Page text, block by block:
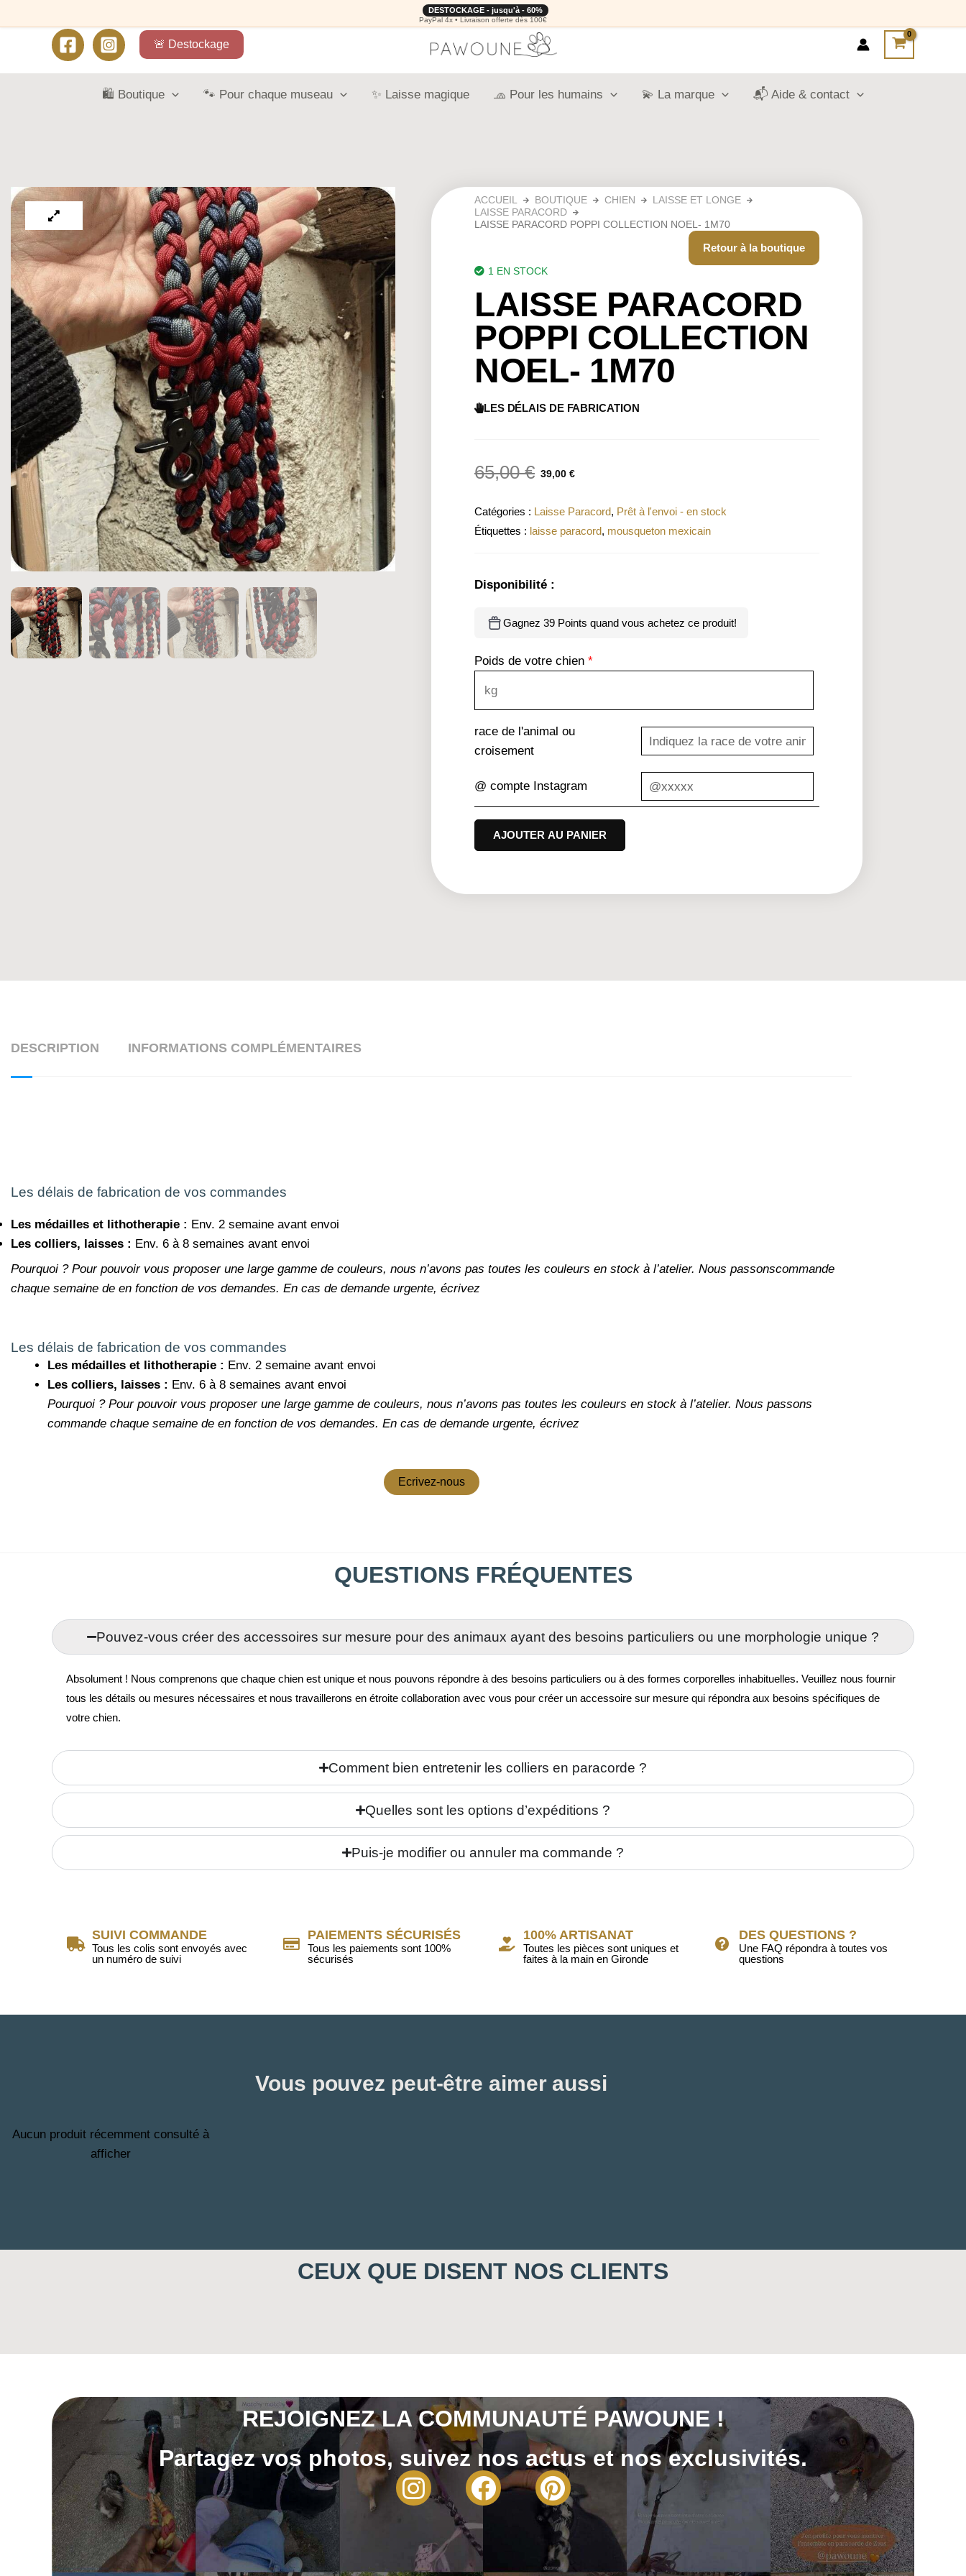
🚨 Destockage
DESTOCKAGE - jusqu'à - 60%
PayPal 4x • Livraison offerte dès 100€
🛍️ Boutique 🐾 Pour chaque museau ✨ Laisse magique 🧢 Pour les humains 💫 La marque 📬 Aide & contact
ACCUEIL BOUTIQUE CHIEN
LAISSE ET LONGE
LAISSE PARACORD
LAISSE PARACORD POPPI COLLECTION NOEL- 1M70
Retour à la boutique
1 EN STOCK
LAISSE PARACORD
POPPI COLLECTION
NOEL- 1M70
LES DÉLAIS DE FABRICATION
65,00€ 39,00 €
Catégories : Laisse Paracord, Prêt à l'envoi - en stock
Étiquettes : laisse paracord, mousqueton mexicain
Disponibilité :
Gagnez 39 Points quand vous achetez ce produit!
Poids de votre chien *
race de l'animal ou
croisement
@ compte Instagram
AJOUTER AU PANIER
DESCRIPTION INFORMATIONS COMPLÉMENTAIRES
Les délais de fabrication de vos commandes
Les médailles et lithotherapie : Env. 2 semaine avant envoi
Les colliers, laisses : Env. 6 à 8 semaines avant envoi
Pourquoi ? Pour pouvoir vous proposer une large gamme de couleurs, nous n’avons pas toutes les couleurs en stock à l’atelier. Nous passonscommande
chaque semaine de en fonction de vos demandes. En cas de demande urgente, écrivez
Les délais de fabrication de vos commandes
Les médailles et lithotherapie : Env. 2 semaine avant envoi
Les colliers, laisses : Env. 6 à 8 semaines avant envoi
Pourquoi ? Pour pouvoir vous proposer une large gamme de couleurs, nous n’avons pas toutes les couleurs en stock à l’atelier. Nous passons
commande chaque semaine de en fonction de vos demandes. En cas de demande urgente, écrivez
Ecrivez-nous
QUESTIONS FRÉQUENTES
Pouvez-vous créer des accessoires sur mesure pour des animaux ayant des besoins particuliers ou une morphologie unique ?
Absolument ! Nous comprenons que chaque chien est unique et nous pouvons répondre à des besoins particuliers ou à des formes corporelles inhabituelles. Veuillez nous fournir
tous les détails ou mesures nécessaires et nous travaillerons en étroite collaboration avec vous pour créer un accessoire sur mesure qui répondra aux besoins spécifiques de
votre chien.
Comment bien entretenir les colliers en paracorde ?
Quelles sont les options d’expéditions ?
Puis-je modifier ou annuler ma commande ?
SUIVI COMMANDE
Tous les colis sont envoyés avec
un numéro de suivi
PAIEMENTS SÉCURISÉS
Tous les paiements sont 100%
sécurisés
100% ARTISANAT
Toutes les pièces sont uniques et
faites à la main en Gironde
DES QUESTIONS ?
Une FAQ répondra à toutes vos
questions
Vous pouvez peut-être aimer aussi
Aucun produit récemment consulté à
afficher
CEUX QUE DISENT NOS CLIENTS
REJOIGNEZ LA COMMUNAUTÉ PAWOUNE !
Partagez vos photos, suivez nos actus et nos exclusivités.